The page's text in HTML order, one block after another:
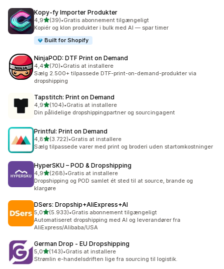
Kopy‑fy Importer Produkter
4,9ud af 5 stjerner
(39)
39 anmeldelser i alt
•Gratis abonnement tilgængeligt
Kopiér og klon produkter i bulk med AI — spar timer
Built for Shopify
NinjaPOD: DTF Print on Demand
4,4ud af 5 stjerner
(70)
70 anmeldelser i alt
•Gratis at installere
Sælg 2.500+ tilpassede DTF-print-on-demand-produkter via
dropshipping
Tapstitch: Print on Demand
4,9ud af 5 stjerner
(104)
104 anmeldelser i alt
•Gratis at installere
Din pålidelige dropshippingpartner og sourcingagent
Printful: Print on Demand
4,8ud af 5 stjerner
(3.722)
3722 anmeldelser i alt
•Gratis at installere
Sælg tilpassede varer med print og broderi uden startomkostninger
HyperSKU – POD & Dropshipping
4,9ud af 5 stjerner
(268)
268 anmeldelser i alt
•Gratis at installere
Dropshipping og POD samlet ét sted til at source, brande og
klargøre
DSers: Dropship+AliExpress+AI
5,0ud af 5 stjerner
(5.933)
5933 anmeldelser i alt
•Gratis abonnement tilgængeligt
Automatiseret dropshipping med AI og leverandører fra
AliExpress/Alibaba/USA
German Drop ‑ EU Dropshipping
5,0ud af 5 stjerner
(143)
143 anmeldelser i alt
•Gratis at installere
Strømlin e-handelsdriften lige fra sourcing til logistik.